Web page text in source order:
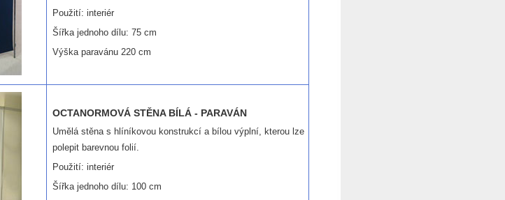
Použití: interiér
Šířka jednoho dílu: 75 cm
Výška paravánu 220 cm
OCTANORMOVÁ STĚNA BÍLÁ - PARAVÁN
Umělá stěna s hlíníkovou konstrukcí a bílou výplní, kterou lze
polepit barevnou folií.
Použití: interiér
Šířka jednoho dílu: 100 cm